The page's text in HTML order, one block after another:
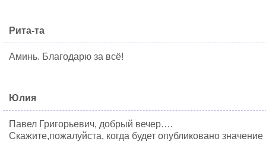
Рита-та
Аминь. Благодарю за всё!
Юлия
Павел Григорьевич, добрый вечер….
Скажите,пожалуйста, когда будет опубликовано